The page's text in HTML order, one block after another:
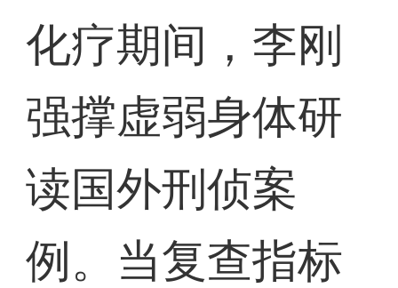
化疗期间，李刚
强撑虚弱身体研
读国外刑侦案
例。当复查指标